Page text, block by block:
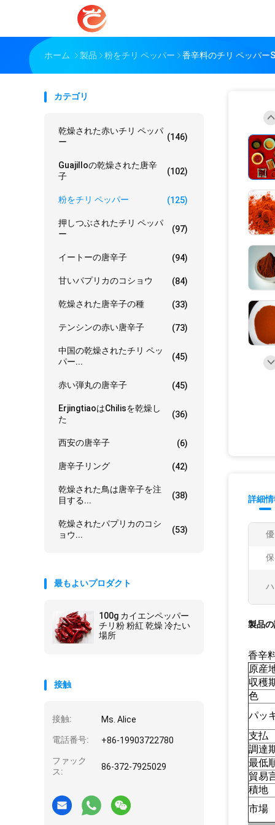
ホーム 製品 粉をチリ ペッパー 香辛料のチリ ペッパ
カテゴリ
乾燥された赤いチリ ペッパ
ー
(146)
Guajilloの乾燥された唐辛
子
(102)
粉をチリ ペッパー (125)
押しつぶされたチリ ペッパ
ー
(97)
イートーの唐辛子 (94)
甘いパプリカのコショウ (84)
乾燥された唐辛子の種 (33)
テンシンの赤い唐辛子 (73)
中国の乾燥されたチリ ペッ
パー...
(45)
赤い弾丸の唐辛子 (45)
ErjingtiaoはChilisを乾燥し
た
(36)
西安の唐辛子 (6)
唐辛子リング (42)
乾燥された鳥は唐辛子を注
目する...
(38)
乾燥されたパプリカのコシ
ョウ...
(53)
最もよいプロダクト
100g カイエンペッパー
チリ粉 粉紅 乾燥 冷たい
場所
接触
接触: Ms. Alice
電話番号: +86-19903722780
ファック
ス:
86-372-7925029
詳細
製品
香辛
原産
収穫
色
パッ
支払
調達
最低
貿易
積地
市場